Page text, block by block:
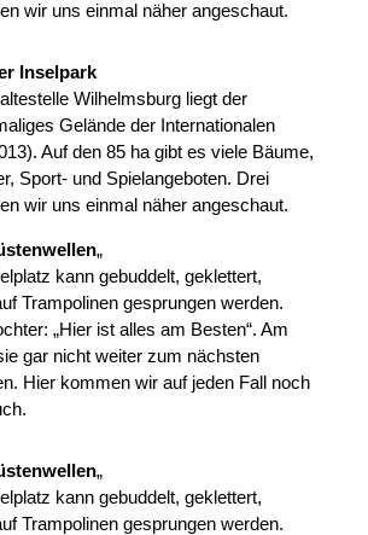
wir uns einmal näher angeschaut.
Inselpark
Wilhelmsburg liegt der
Gelände der Internationalen
Auf den 85 ha gibt es viele Bäume,
Sport- und Spielangeboten. Drei
wir uns einmal näher angeschaut.
„
kann gebuddelt, geklettert,
Trampolinen gesprungen werden.
„Hier ist alles am Besten“. Am
gar nicht weiter zum nächsten
Hier kommen wir auf jeden Fall noch
„
kann gebuddelt, geklettert,
Trampolinen gesprungen werden.